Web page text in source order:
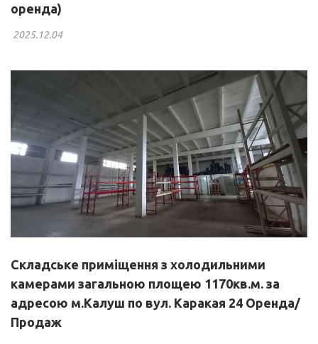
оренда)
2025.12.04
Складське приміщення з холодильними
камерами загальною площею 1170кв.м. за
адресою м.Калуш по вул. Каракая 24 Оренда/
Продаж